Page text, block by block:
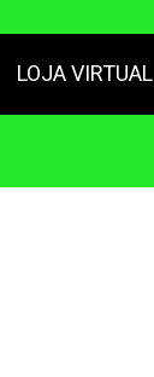
LOJA VIRTUAL